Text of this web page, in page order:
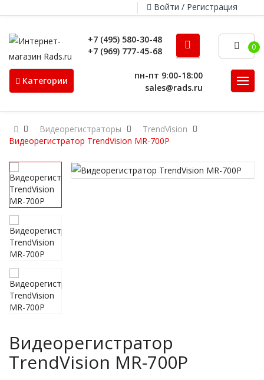
Войти / Регистрация
+7 (495) 580-30-48
+7 (969) 777-45-68
0
Категории
пн-пт 9:00-18:00
sales@rads.ru
Видеорегистраторы
TrendVision
Видеорегистратор TrendVision MR-700P
Видеорегистратор
TrendVision MR-700P